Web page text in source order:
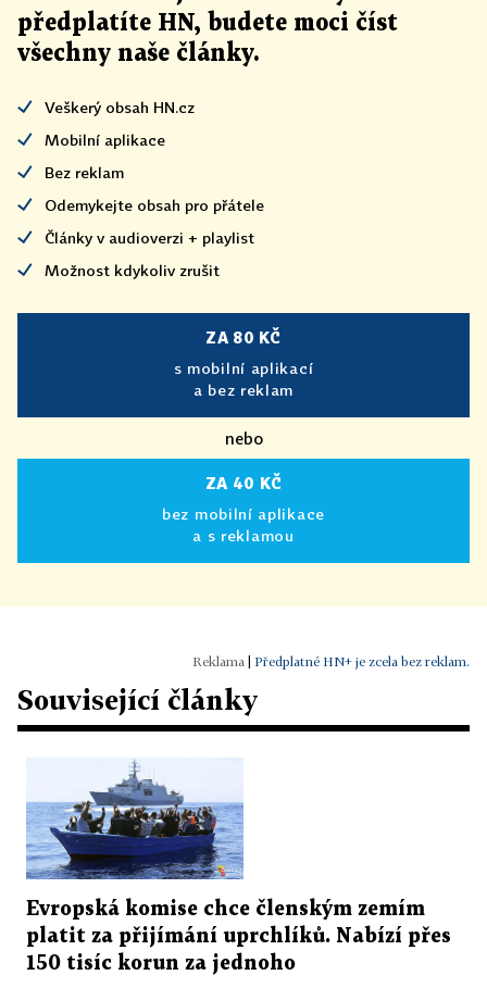
předplatíte HN, budete moci číst
všechny naše články.
Veškerý obsah HN.cz
Mobilní aplikace
Bez reklam
Odemykejte obsah pro přátele
Články v audioverzi + playlist
Možnost kdykoliv zrušit
ZA 80 KČ
s mobilní aplikací
a bez reklam
nebo
ZA 40 KČ
bez mobilní aplikace
a s reklamou
| Předplatné HN+ je zcela bez reklam.
Související články
Evropská komise chce členským zemím
platit za přijímání uprchlíků. Nabízí přes
150 tisíc korun za jednoho